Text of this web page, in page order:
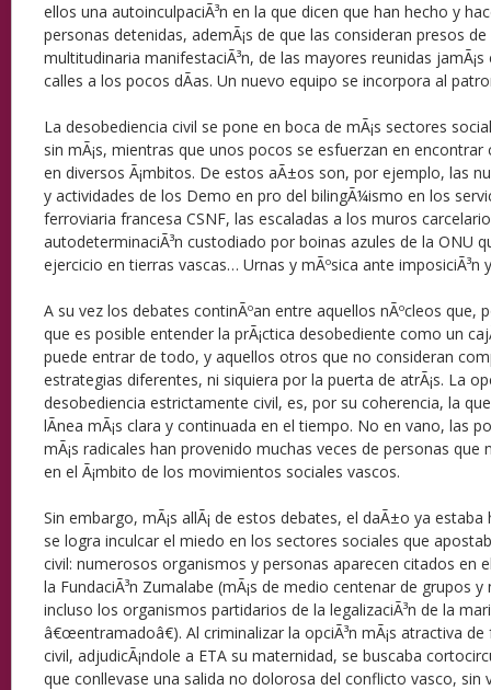
ellos una autoinculpaciÃ³n en la que dicen que han hecho y
personas detenidas, ademÃ¡s de que las consideran presos
multitudinaria manifestaciÃ³n, de las mayores reunidas
calles a los pocos dÃ­as. Un nuevo equipo se incorpora al
La desobediencia civil se pone en boca de mÃ¡s sectores
sin mÃ¡s, mientras que unos pocos se esfuerzan en encontrar
en diversos Ã¡mbitos. De estos aÃ±os son, por ejemplo, las
y actividades de los Demo en pro del bilingÃ¼ismo en los
ferroviaria francesa CSNF, las escaladas a los muros
autodeterminaciÃ³n custodiado por boinas azules de la ONU
ejercicio en tierras vascas… Urnas y mÃºsica ante imposiciÃ³n
A su vez los debates continÃºan entre aquellos nÃºcleos que,
que es posible entender la prÃ¡ctica desobediente como un
puede entrar de todo, y aquellos otros que no consideran
estrategias diferentes, ni siquiera por la puerta de atrÃ¡s. La
desobediencia estrictamente civil, es, por su coherencia, la
lÃ­nea mÃ¡s clara y continuada en el tiempo. No en vano, las
mÃ¡s radicales han provenido muchas veces de personas que
en el Ã¡mbito de los movimientos sociales vascos.
Sin embargo, mÃ¡s allÃ¡ de estos debates, el daÃ±o ya
se logra inculcar el miedo en los sectores sociales que
civil: numerosos organismos y personas aparecen citados en
la FundaciÃ³n Zumalabe (mÃ¡s de medio centenar de grupos
incluso los organismos partidarios de la legalizaciÃ³n de la
â€œentramadoâ€). Al criminalizar la opciÃ³n mÃ¡s atractiva
civil, adjudicÃ¡ndole a ETA su maternidad, se buscaba
que conllevase una salida no dolorosa del conflicto vasco, sin